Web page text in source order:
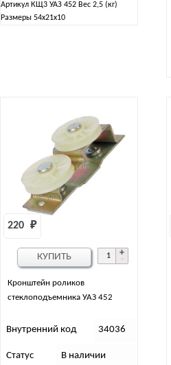
Артикул КЩ3 УАЗ 452 Вес 2,5 (кг)
Размеры 54х21х10
Кронштейн роликов
стеклоподъемника УАЗ 452
220 ₽
Внутренний код 34036
Статус В наличии
КУПИТЬ